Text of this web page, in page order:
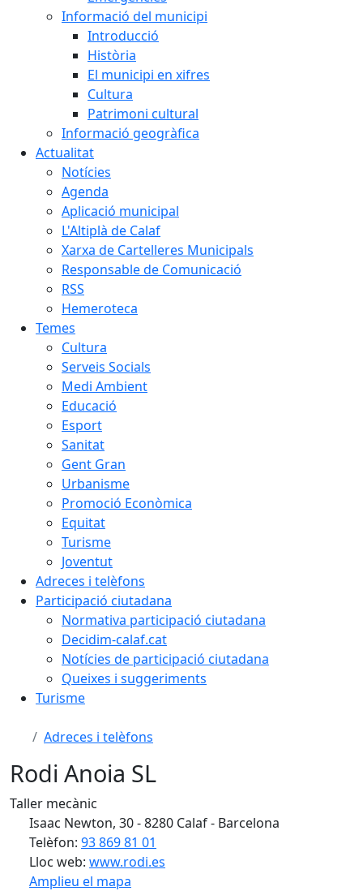
Informació del municipi
Introducció
Història
El municipi en xifres
Cultura
Patrimoni cultural
Informació geogràfica
Actualitat
Notícies
Agenda
Aplicació municipal
L'Altiplà de Calaf
Xarxa de Cartelleres Municipals
Responsable de Comunicació
RSS
Hemeroteca
Temes
Cultura
Serveis Socials
Medi Ambient
Educació
Esport
Sanitat
Gent Gran
Urbanisme
Promoció Econòmica
Equitat
Turisme
Joventut
Adreces i telèfons
Participació ciutadana
Normativa participació ciutadana
Decidim-calaf.cat
Notícies de participació ciutadana
Queixes i suggeriments
Turisme
Adreces i telèfons
Rodi Anoia SL
Taller mecànic
Isaac Newton, 30 - 8280 Calaf - Barcelona
Telèfon: 93 869 81 01
Lloc web: www.rodi.es
Amplieu el mapa